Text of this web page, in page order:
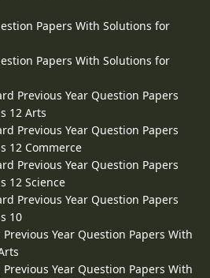
Papers With Solutions for
Papers With Solutions for
Previous Year Question Papers
12 Arts
Previous Year Question Papers
12 Commerce
Previous Year Question Papers
12 Science
Previous Year Question Papers
10
Previous Year Question Papers With
Previous Year Question Papers With